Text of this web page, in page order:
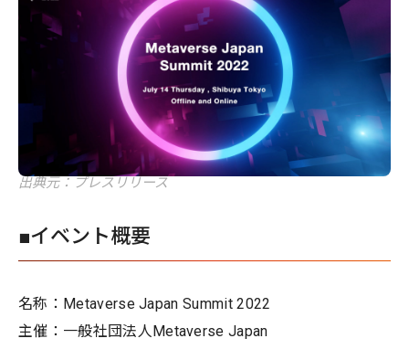
出典元：プレスリリース
■イベント概要
名称：Metaverse Japan Summit 2022
主催：一般社団法人Metaverse Japan